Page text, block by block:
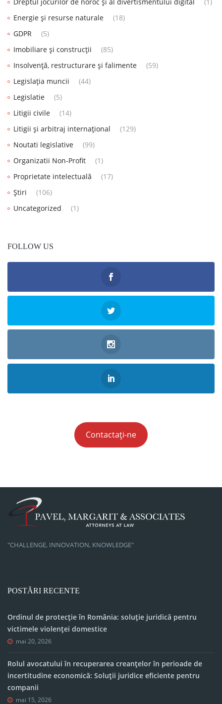
Energie și resurse naturale
(18)
GDPR
(5)
Imobiliare și construcții
(85)
Insolvență, restructurare și falimente
(59)
Legislația muncii
(44)
Legislatie
(5)
Litigii civile
(14)
Litigii și arbitraj internațional
(129)
Noutati legislative
(99)
Organizatii Non-Profit
(1)
Proprietate intelectuală
(17)
Știri
(106)
Uncategorized
(1)
FOLLOW US
Contactați-ne
"CHALLENGE, INNOVATION, KNOWLEDGE"
POSTĂRI RECENTE
Ordinul de protecție în România: soluție juridică pentru
victimele violenței domestice
mai 20, 2026
Rolul avocatului în recuperarea creanțelor în perioade de
incertitudine economică: Soluții juridice eficiente pentru
companii
mai 15, 2026